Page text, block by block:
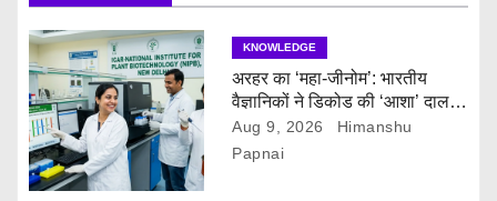
g
a
t
i
KNOWLEDGE
अरहर का ‘महा-जीनोम’: भारतीय
वैज्ञानिकों ने डिकोड की ‘आशा’ दाल
की पूरी सीक्रेट डायरी!
Aug 9, 2026
Himanshu
Papnai